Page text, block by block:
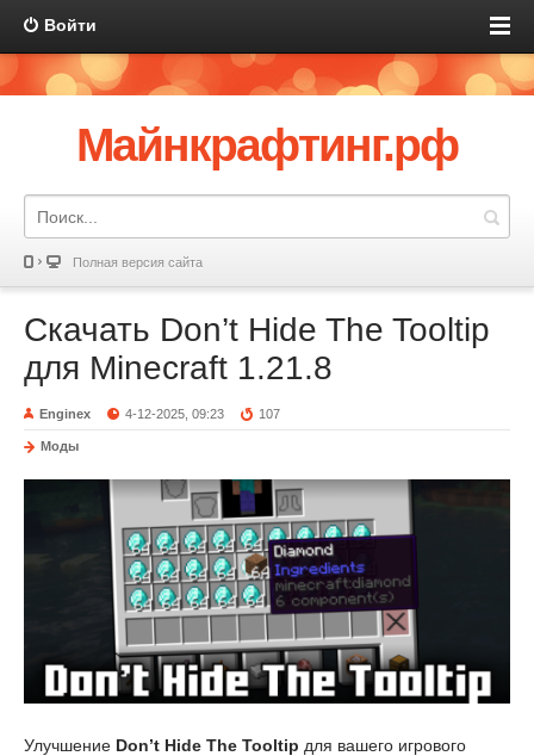
Войти
Майнкрафтинг.рф
Полная версия сайта
Скачать Don’t Hide The Tooltip
для Minecraft 1.21.8
Enginex 4-12-2025, 09:23 107
Моды
Улучшение Don’t Hide The Tooltip для вашего игрового